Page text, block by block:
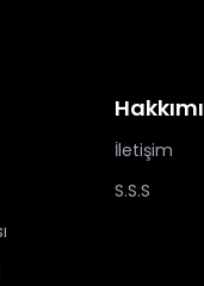
İletişim
S.S.S